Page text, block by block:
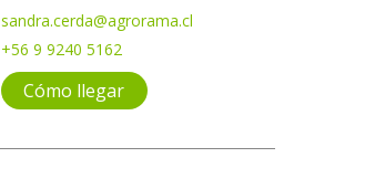
sandra.cerda@agrorama.cl
+56 9 9240 5162
Cómo llegar